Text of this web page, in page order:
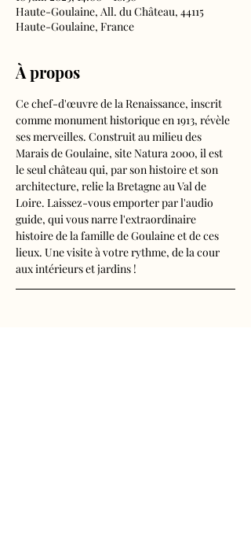
Haute-Goulaine, All. du Château, 44115
Haute-Goulaine, France
À propos
Ce chef-d'œuvre de la Renaissance, inscrit
comme monument historique en 1913, révèle
ses merveilles. Construit au milieu des
Marais de Goulaine, site Natura 2000, il est
le seul château qui, par son histoire et son
architecture, relie la Bretagne au Val de
Loire. Laissez-vous emporter par l'audio
guide, qui vous narre l'extraordinaire
histoire de la famille de Goulaine et de ces
lieux. Une visite à votre rythme, de la cour
aux intérieurs et jardins !